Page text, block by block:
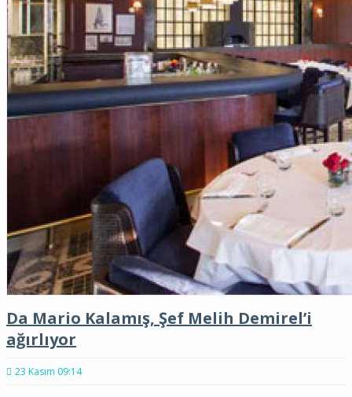
Da Mario Kalamış, Şef Melih Demirel’i
ağırlıyor
23 Kasım 09:14